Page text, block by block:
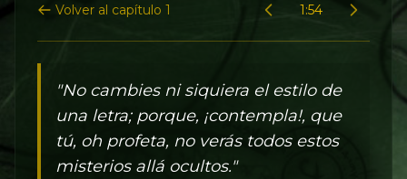
Volver al capítulo 1 1:54
"No cambies ni siquiera el estilo de
una letra; porque, ¡contempla!, que
tú, oh profeta, no verás todos estos
misterios allá ocultos."